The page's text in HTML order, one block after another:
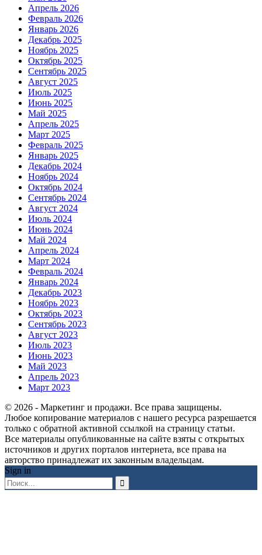
Апрель 2026
Февраль 2026
Январь 2026
Декабрь 2025
Ноябрь 2025
Октябрь 2025
Сентябрь 2025
Август 2025
Июль 2025
Июнь 2025
Май 2025
Апрель 2025
Март 2025
Февраль 2025
Январь 2025
Декабрь 2024
Ноябрь 2024
Октябрь 2024
Сентябрь 2024
Август 2024
Июль 2024
Июнь 2024
Май 2024
Апрель 2024
Март 2024
Февраль 2024
Январь 2024
Декабрь 2023
Ноябрь 2023
Октябрь 2023
Сентябрь 2023
Август 2023
Июль 2023
Июнь 2023
Май 2023
Апрель 2023
Март 2023
© 2026 - Маркетинг и продажи. Все права защищены.
Любое копирование материалов с нашего ресурса разрешается
только с обратной активной ссылкой на страницу статьи.
Все материалы опубликованные на сайте взяты с открытых
источников и других порталов интернета, все права на
авторство принадлежат их законным владельцам.
Sign in